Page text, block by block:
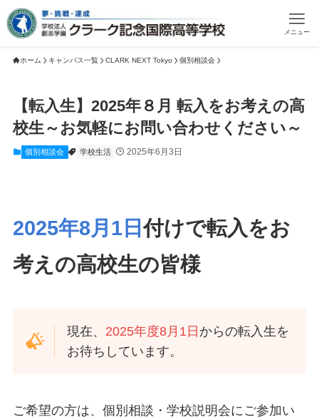
メニュー
ホーム キャンパス一覧 CLARK NEXT Tokyo 個別相談会
【転入生】2025年８月 転入をお考えの高
校生～お気軽にお問い合わせください～
個別相談会 学校生活 2025年6月3日
2025年8月1日付けで転入をお
考えの高校生の皆様
現在、 2025年度8月1日 からの転入生を
お待ちしています。
ご希望の方は、個別相談・学校説明会にご参加い